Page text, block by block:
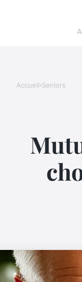
Accueil›Seniors